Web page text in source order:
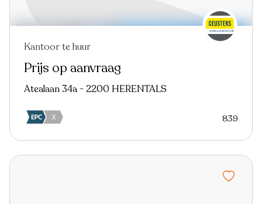
Kantoor te huur
Prijs op aanvraag
Atealaan 34a - 2200 HERENTALS
839